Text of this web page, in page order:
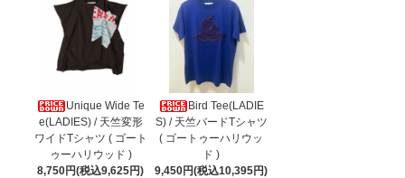
Unique Wide Te
e(LADIES) / 天竺変形
ワイドTシャツ ( ゴート
ゥーハリウッド )
8,750円(税込9,625円)
Bird Tee(LADIE
S) / 天竺バードTシャツ
( ゴートゥーハリウッ
ド )
9,450円(税込10,395円)